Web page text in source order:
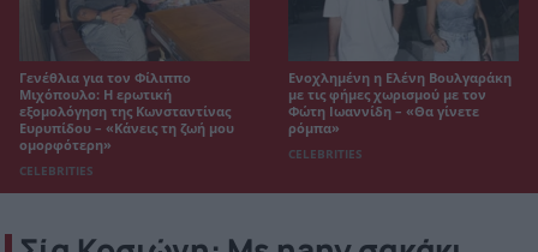
Γενέθλια για τον Φίλιππο
Μιχόπουλο: Η ερωτική
εξομολόγηση της Κωνσταντίνας
Ευρυπίδου – «Κάνεις τη ζωή μου
ομορφότερη»
CELEBRITIES
Ενοχλημένη η Ελένη Βουλγαράκη
με τις φήμες χωρισμού με τον
Φώτη Ιωαννίδη – «Θα γίνετε
ρόμπα»
CELEBRITIES